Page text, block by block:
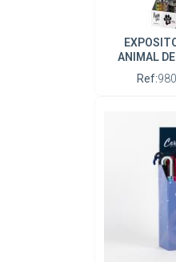
ANIMAL
Ref: